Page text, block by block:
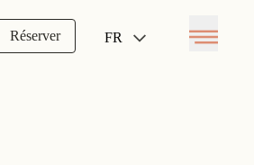
Réserver
FR
Open menu